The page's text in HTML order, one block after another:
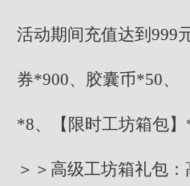
活动期间充值达到999
券*900、胶囊币*50、
*8、【限时工坊箱包
＞＞高级工坊箱礼包